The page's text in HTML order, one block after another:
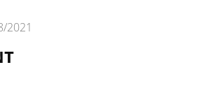
2021